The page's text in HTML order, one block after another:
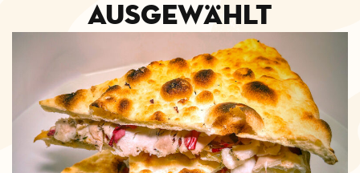
ausgewählt